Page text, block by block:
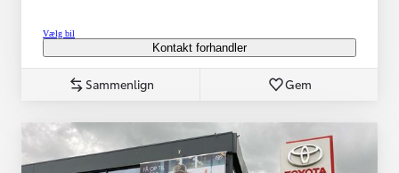
Vælg bil
Kontakt forhandler
Sammenlign Gem